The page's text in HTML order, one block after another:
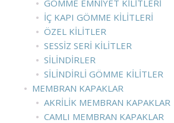
GÖMME EMNIYET KILITLERI
İÇ KAPI GÖMME KILITLERI
ÖZEL KILITLER
SESSIZ SERI KILITLER
SILINDIRLER
SILINDIRLI GÖMME KILITLER
MEMBRAN KAPAKLAR
AKRILIK MEMBRAN KAPAKLAR
CAMLI MEMBRAN KAPAKLAR